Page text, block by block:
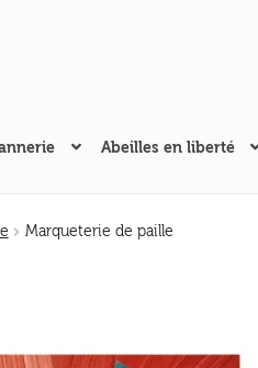
Abeilles en liberté
Marqueterie de paille